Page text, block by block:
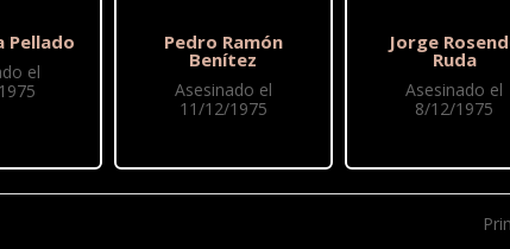
Pellado
el
Pedro Ramón
Benítez
Asesinado el
11/12/1975
Jorge
Ruda
Asesinado el
8/12/1975